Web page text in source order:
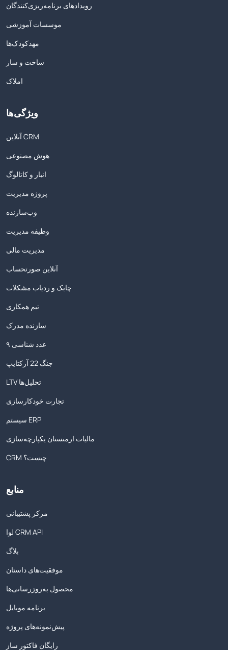
رویدادهای برنامه‌ریزی‌کنندگان
موسسات آموزشی
مهدکودک‌ها
ساخت و ساز
املاک
ویژگی‌ها
آنلاین CRM
هوش مصنوعی
انبار و کاتالوگ
پروژه مدیریت
وب‌سازنده
وظیفه مدیریت
مدیریت مالی
آنلاین صورتحساب
چابک و ردیاب مشکلات
تیم همکاری
سازنده مدرک
۹ عدد شناسی
جنگ 22 آرکتایپ
LTV تحلیل‌ها
تجارت خودکارسازی
سیستم ERP
مالیات ارمنستان یکپارچه‌سازی
CRM چیست؟
منابع
مرکز پشتیبانی
لوا CRM API
بلاگ
موفقیت‌های داستان
محصول به‌روزرسانی‌ها
برنامه موبایل
پیش‌نمونه‌های پروژه
رایگان فاکتور ساز